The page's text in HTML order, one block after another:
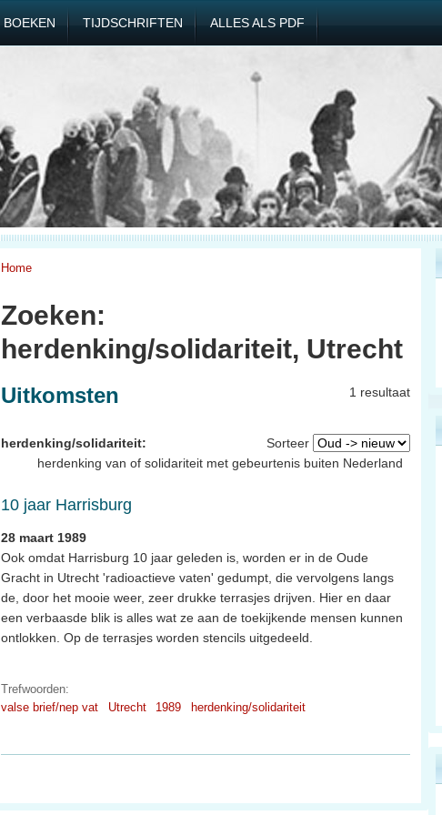
BOEKEN TIJDSCHRIFTEN ALLES ALS PDF
Home
Zoeken:
herdenking/solidariteit, Utrecht
1 resultaat
Uitkomsten
Sorteer
herdenking/solidariteit:
herdenking van of solidariteit met gebeurtenis buiten Nederland
10 jaar Harrisburg
28 maart 1989
Ook omdat Harrisburg 10 jaar geleden is, worden er in de Oude
Gracht in Utrecht 'radioactieve vaten' gedumpt, die vervolgens langs
de, door het mooie weer, zeer drukke terrasjes drijven. Hier en daar
een verbaasde blik is alles wat ze aan de toekijkende mensen kunnen
ontlokken. Op de terrasjes worden stencils uitgedeeld.
Trefwoorden:
valse brief/nep vat
Utrecht 1989 herdenking/solidariteit